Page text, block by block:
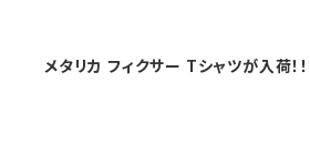
メタリカ フィクサー Tシャツが入荷！！